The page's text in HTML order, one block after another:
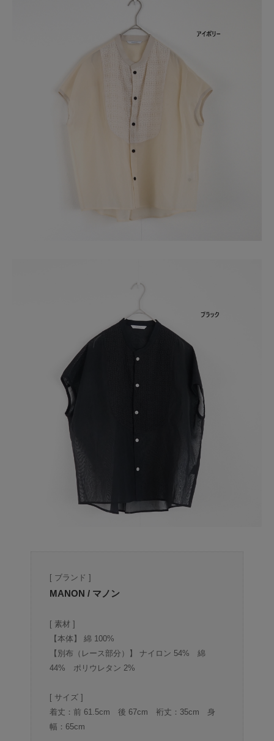
[ ブランド ]
MANON / マノン
[ 素材 ]
【本体】 綿 100%
【別布（レース部分）】 ナイロン 54% 綿
44% ポリウレタン 2%
[ サイズ ]
着丈：前 61.5cm 後 67cm 裄丈：35cm 身
幅：65cm